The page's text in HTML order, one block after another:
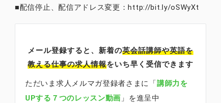
■配信停止、配信アドレス変更：http://bit.ly/oSWyXt
メール登録すると、新着の英会話講師や英語を
教える仕事の求人情報をいち早く受信できます
ただいま求人メルマガ登録者さまに「講師力を
UPする７つのレッスン動画 」を進呈中